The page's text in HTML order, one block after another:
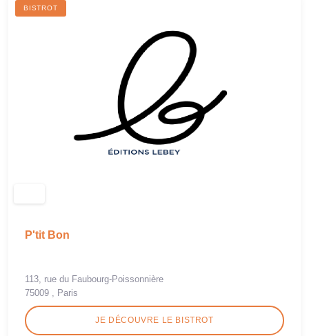
BISTROT
P'tit Bon
113, rue du Faubourg-Poissonnière
75009 , Paris
JE DÉCOUVRE LE BISTROT